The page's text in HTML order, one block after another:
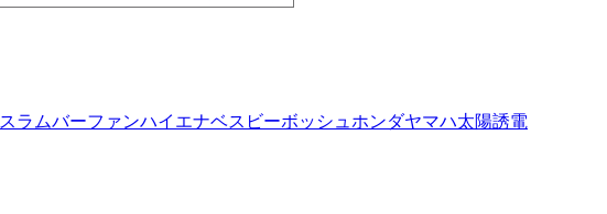
スラムバーファンハイエナベスビーボッシュ ホンダヤマハ太陽誘電